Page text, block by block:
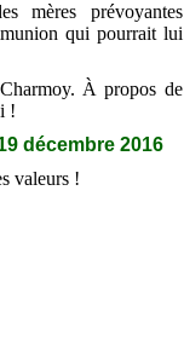
mères prévoyantes
qui pourrait lui
À propos de
!
décembre 2016
valeurs !